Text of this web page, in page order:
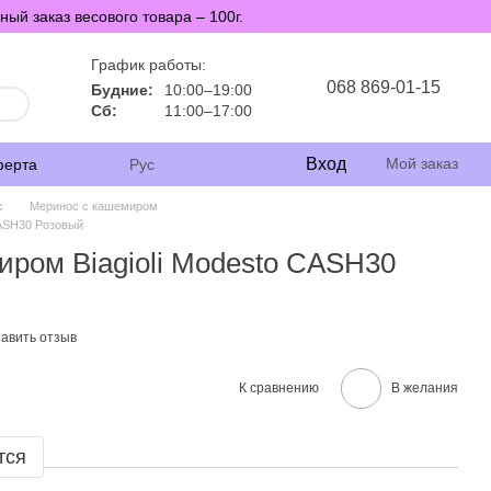
заказ весового товара – 100г.
График работы:
Будние:
10:00–19:00
Сб:
11:00–17:00
068 869-01-15
Рус Вход Мой заказ
Меринос с кашемиром
Розовый
Biagioli Modesto CASH30
отзыв
К сравнению В желания